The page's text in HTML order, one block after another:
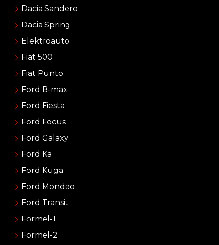
Dacia Sandero
Dacia Spring
Elektroauto
Fiat 500
Fiat Punto
Ford B-max
Ford Fiesta
Ford Focus
Ford Galaxy
Ford Ka
Ford Kuga
Ford Mondeo
Ford Transit
Formel-1
Formel-2